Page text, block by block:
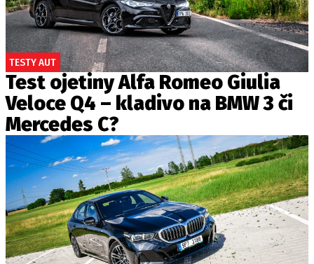
TESTY AUT
Test ojetiny Alfa Romeo Giulia
Veloce Q4 – kladivo na BMW 3 či
Mercedes C?